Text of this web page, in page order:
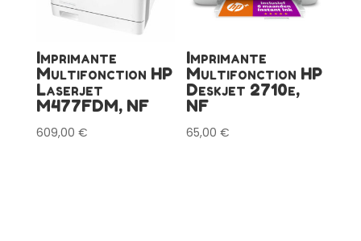
Imprimante
Multifonction HP
Laserjet
M477FDM, NF
609,00 €
Imprimante
Multifonction HP
Deskjet 2710e,
NF
65,00€